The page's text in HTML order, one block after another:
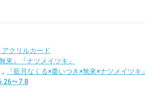
クリルカード
來』『ナツメイツキ』
，
『藍月なくる×棗いつき×無來×ナツメイツキ』
〜7.8